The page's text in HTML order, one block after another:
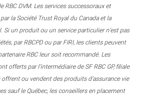
RBC DVM. Les services successoraux et
la Société Trust Royal du Canada et la
Si un produit ou un service particulier n’est pas
par RBCPD ou par FIRI, les clients peuvent
RBC leur soit recommandé. Les
offerts par l’intermédiaire de SF RBC GP, filiale
offrent ou vendent des produits d’assurance vie
sauf le Québec, les conseillers en placement